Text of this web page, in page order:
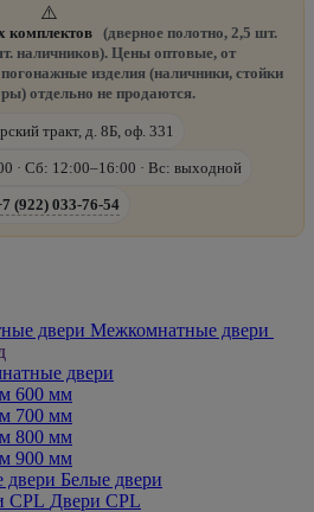
⚠️
комплектов
(дверное полотно, 2,5 шт.
наличников). Цены оптовые, от
изделия (наличники, стойки
отдельно не продаются.
тракт, д. 8Б, оф. 331
· Сб: 12:00–16:00 · Вс: выходной
(922) 033-76-54
Межкомнатные двери
двери
600 мм
700 мм
800 мм
900 мм
Белые двери
Двери CPL